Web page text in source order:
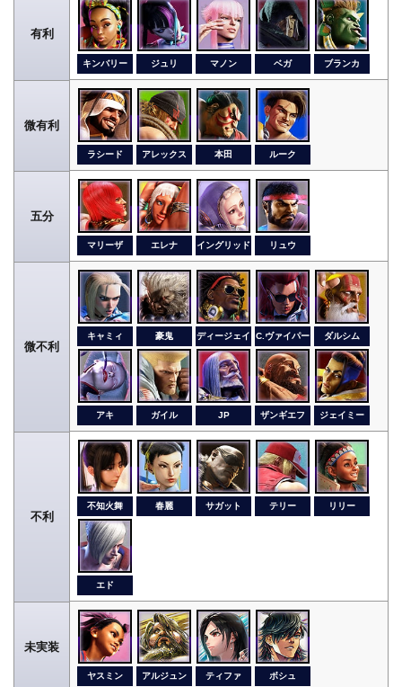
有利
キンバリー ジュリ マノン ベガ ブランカ
微有利
ラシード アレックス 本田 ルーク
五分
マリーザ エレナ イングリッド リュウ
微不利
キャミィ 豪鬼 ディージェイ C.ヴァイパー ダルシム
アキ ガイル JP ザンギエフ ジェイミー
不利
不知火舞 春麗 サガット テリー リリー
エド
未実装
ヤスミン アルジュン ティファ ボシュ